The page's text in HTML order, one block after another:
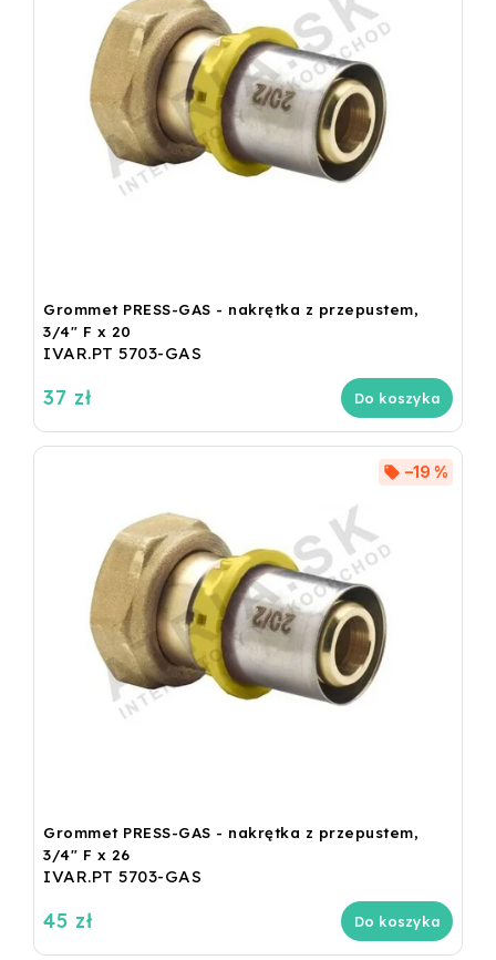
Grommet PRESS-GAS - nakrętka z przepustem,
3/4" F x 20
IVAR.PT 5703-GAS
37 zł Do koszyka
Grommet PRESS-GAS - nakrętka z przepustem,
3/4" F x 26
IVAR.PT 5703-GAS
–19 %
45 zł Do koszyka